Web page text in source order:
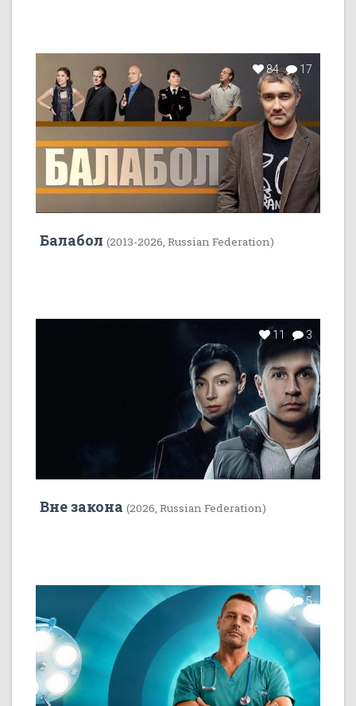
84 17
Балабол (2013-2026, Russian Federation)
11 3
Вне закона (2026, Russian Federation)
7 5